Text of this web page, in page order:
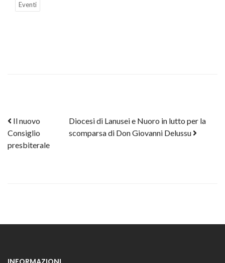
Eventi
Post navigation
Il nuovo
Consiglio
presbiterale
Diocesi di Lanusei e Nuoro in lutto per la
scomparsa di Don Giovanni Delussu